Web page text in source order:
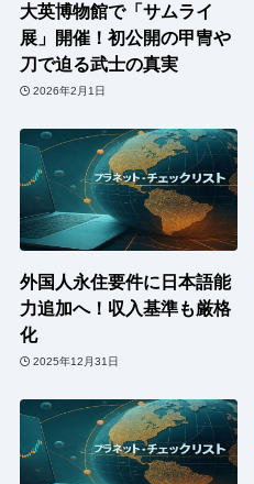
大英博物館で「サムライ
展」開催！初公開の甲冑や
刀で迫る武士の真実
2026年2月1日
外国人永住要件に日本語能
力追加へ！収入基準も厳格
化
2025年12月31日